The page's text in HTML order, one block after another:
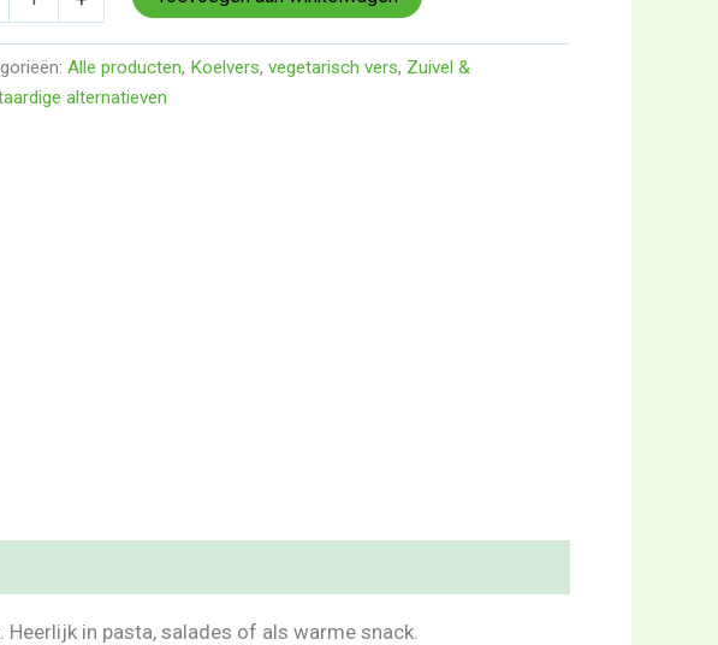
Alle producten, Koelvers, vegetarisch vers, Zuivel &
alternatieven
in pasta, salades of als warme snack.